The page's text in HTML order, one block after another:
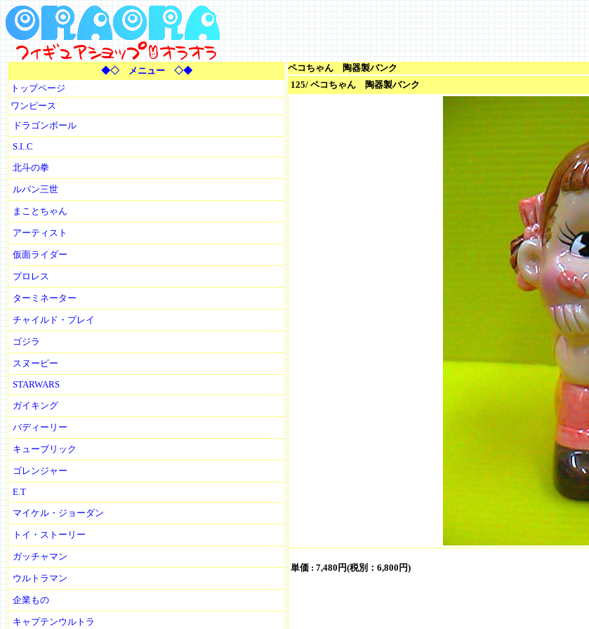
◆◇ メニュー ◇◆
トップページ
ワンピース
ドラゴンボール
S.I..C
北斗の拳
ルパン三世
まことちゃん
アーティスト
仮面ライダー
プロレス
ターミネーター
チャイルド・プレイ
ゴジラ
スヌーピー
STARWARS
ガイキング
バディーリー
キューブリック
ゴレンジャー
E.T
マイケル・ジョーダン
トイ・ストーリー
ガッチャマン
ウルトラマン
企業もの
キャプテンウルトラ
ペコちゃん 陶器製バンク
125/ ペコちゃん 陶器製バンク
単価 : 7,480円(税別：6,800円)